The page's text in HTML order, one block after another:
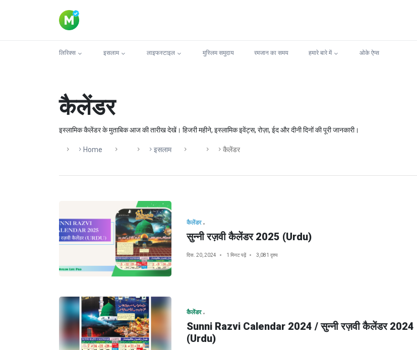
लिरिक्स इसलाम लाइफस्टाइल मुस्लिम समुदाय रमजान का समय हमारे बारे में ओके ऐप्स
कैलेंडर
इस्लामिक कैलेंडर के मुताबिक आज की तारीख देखें। हिजरी महीने, इस्लामिक इवेंट्स, रोज़ा, ईद और दीनी दिनों की पूरी जानकारी।
Home इसलाम कैलेंडर
कैलेंडर
सुन्नी रज़वी कैलेंडर 2025 (Urdu)
दिस. 20, 2024 1 मिनट पढ़ें 3,081 दृश्य
कैलेंडर
Sunni Razvi Calendar 2024 / सुन्नी रज़वी कैलेंडर 2024
(Urdu)